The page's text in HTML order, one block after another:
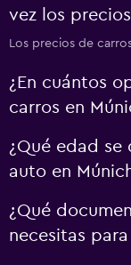
vez los
Los precios de
¿En cuántos
carros en
¿Qué edad
auto en
¿Qué
necesitas